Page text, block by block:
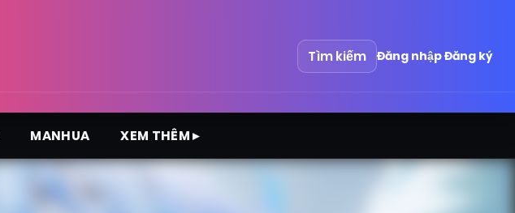
Tìm kiếm Đăng nhậpĐăng ký
MANHUA XEM THÊM ▸